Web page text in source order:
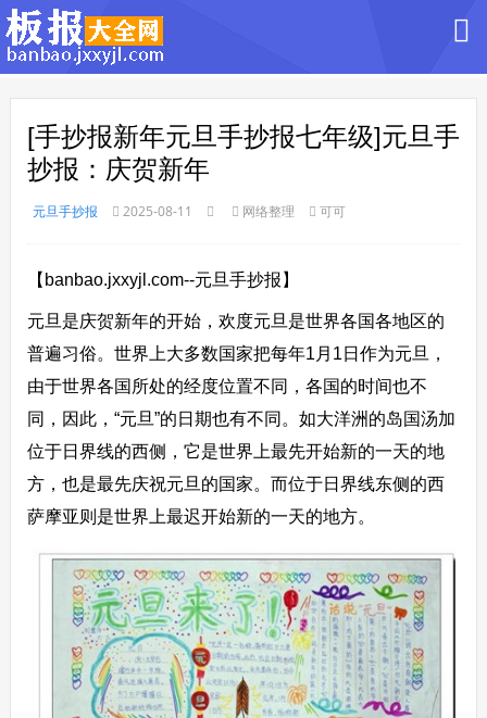
[手抄报新年元旦手抄报七年级]元旦手
抄报：庆贺新年
元旦手抄报 2025-08-11 网络整理 可可
【banbao.jxxyjl.com--元旦手抄报】
元旦是庆贺新年的开始，欢度元旦是世界各国各地区的
普遍习俗。世界上大多数国家把每年1月1日作为元旦，
由于世界各国所处的经度位置不同，各国的时间也不
同，因此，“元旦”的日期也有不同。如大洋洲的岛国汤加
位于日界线的西侧，它是世界上最先开始新的一天的地
方，也是最先庆祝元旦的国家。而位于日界线东侧的西
萨摩亚则是世界上最迟开始新的一天的地方。